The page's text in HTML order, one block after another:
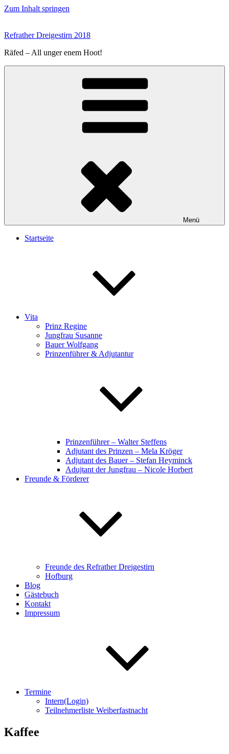
Zum Inhalt springen
Refrather Dreigestirn 2018
Räfed – All unger enem Hoot!
Menü
Startseite
Vita
Prinz Regine
Jungfrau Susanne
Bauer Wolfgang
Prinzenführer & Adjutantur
Prinzenführer – Walter Steffens
Adjutant des Prinzen – Mela Kröger
Adjutant des Bauer – Stefan Heyminck
Adujtant der Jungfrau – Nicole Horbert
Freunde & Förderer
Freunde des Refrather Dreigestirn
Hofburg
Blog
Gästebuch
Kontakt
Impressum
Termine
Intern(Login)
Teilnehmerliste Weiberfastnacht
Kaffee